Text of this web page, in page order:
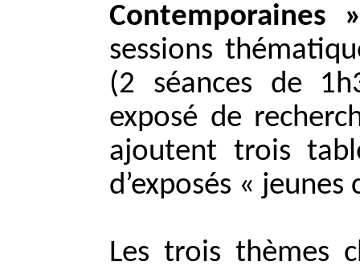
Contemporaines
sessions
(2 séances de
exposé de
ajoutent trois
d’exposés « jeunes
Les trois thèmes